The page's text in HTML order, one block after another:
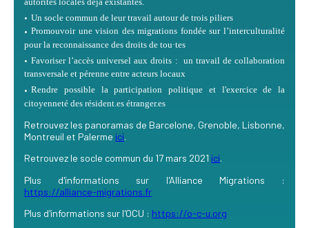
Un socle commun de leur travail autour de trois piliers
Promouvoir une vision des migrations fondée sur l’interculturalité
pour la reconnaissance des droits de tou·tes
Favoriser l’accès universel aux droits : un travail de collaboration
transversale et pérenne entre acteurs locaux
Rendre possible la participation politique et l'exercice de la
citoyenneté des résident.es étranger.es
Retrouvez les panoramas de Barcelone, Grenoble, Lisbonne,
Montreuil et Palerme ici.
Retrouvez le socle commun du 17 mars 2021 ici.
Plus d'informations sur l'Alliance Migrations :
https://alliance-migrations.fr
Plus d'informations sur l'OCU : https://o-c-u.org